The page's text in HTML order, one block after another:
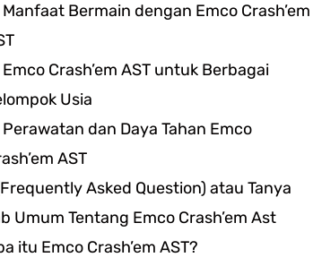
Bermain dengan Emco Crash’em
Crash’em AST untuk Berbagai
Usia
Perawatan dan Daya Tahan Emco
AST
Asked Question) atau Tanya
Umum Tentang Emco Crash’em Ast
itu Emco Crash’em AST?